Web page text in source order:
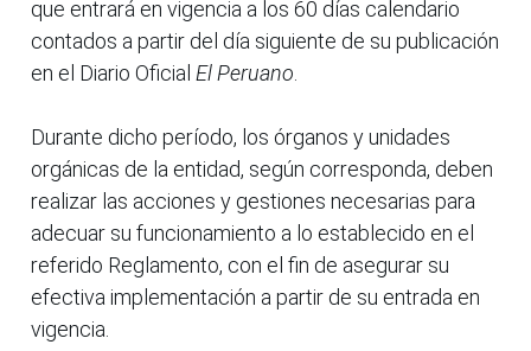
que entrará en vigencia a los 60 días calendario
contados a partir del día siguiente de su publicación
en el Diario Oficial El Peruano.
Durante dicho período, los órganos y unidades
orgánicas de la entidad, según corresponda, deben
realizar las acciones y gestiones necesarias para
adecuar su funcionamiento a lo establecido en el
referido Reglamento, con el fin de asegurar su
efectiva implementación a partir de su entrada en
vigencia.